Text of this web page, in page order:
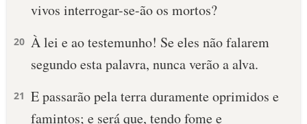
vivos interrogar-se-ão os mortos?
20 À lei e ao testemunho! Se eles não falarem
segundo esta palavra, nunca verão a alva.
21 E passarão pela terra duramente oprimidos e
famintos; e será que, tendo fome e